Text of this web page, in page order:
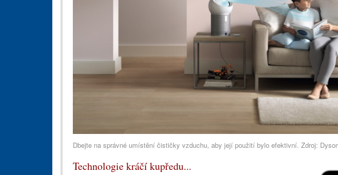
Dbejte na správné umístění čističky vzduchu, aby její použití bylo efektivní. Zdroj:
Technologie kráčí kupředu...